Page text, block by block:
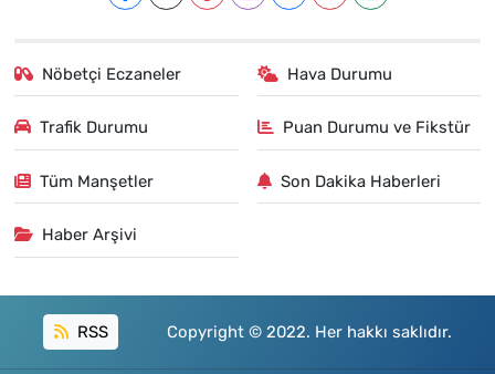
Nöbetçi Eczaneler Hava Durumu
Trafik Durumu Puan Durumu ve Fikstür
Tüm Manşetler Son Dakika Haberleri
Haber Arşivi
RSS Copyright © 2022. Her hakkı saklıdır.